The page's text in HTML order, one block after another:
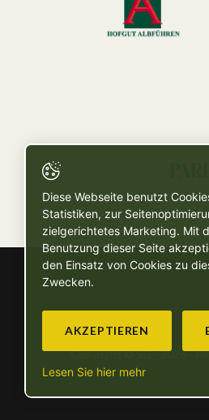
Copyright © SG - 2026 -
Diese Webseite benutzt
Statistiken, zur
zielgerichtetes Marketing. Mit
Benutzung dieser Seite
den Einsatz von Cookies zu
Zwecken.
AKZEPTIEREN
Lesen Sie hier mehr